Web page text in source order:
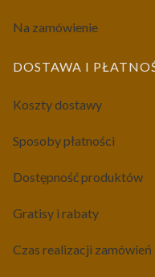
Na zamówienie
DOSTAWA I
Koszty dostawy
Sposoby płatności
Dostępność produktów
Gratisy i rabaty
Czas realizacji zamówień